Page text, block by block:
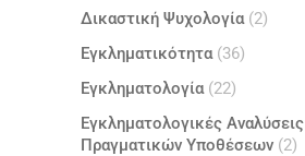
Δικαστική Ψυχολογία(2)
Εγκληματικότητα(36)
Εγκληματολογία(22)
Εγκληματολογικές Αναλύσεις
Πραγματικών Υποθέσεων (2)